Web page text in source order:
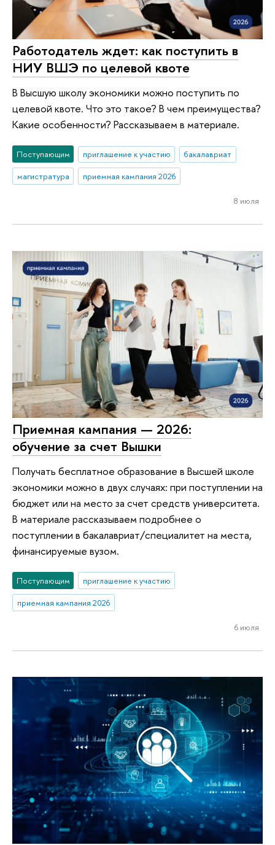
Работодатель ждет: как поступить в
НИУ ВШЭ по целевой квоте
В Высшую школу экономики можно поступить по
целевой квоте. Что это такое? В чем преимущества?
Какие особенности? Рассказываем в материале.
Поступающим приглашение к участию
бакалавриат
магистратура
приемная кампания 2026
8 июля
Приемная кампания — 2026:
обучение за счет Вышки
Получать бесплатное образование в Высшей школе
экономики можно в двух случаях: при поступлении на
бюджет или на место за счет средств университета.
В материале рассказываем подробнее о
поступлении в бакалавриат/специалитет на места,
финансируемые вузом.
Поступающим
приглашение к участию
приемная кампания 2026
6 июля